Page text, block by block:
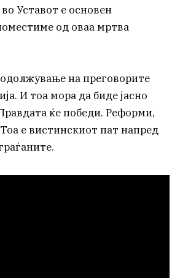
Уставот е основен
од оваа мртва
на преговорите
И тоа мора да биде јасно
ќе победи. Реформи,
е вистинскиот пат напред